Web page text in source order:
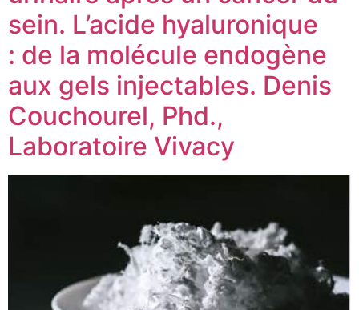
sein. L’acide hyaluronique
: de la molécule endogène
aux gels injectables. Denis
Couchourel, Phd.,
Laboratoire Vivacy